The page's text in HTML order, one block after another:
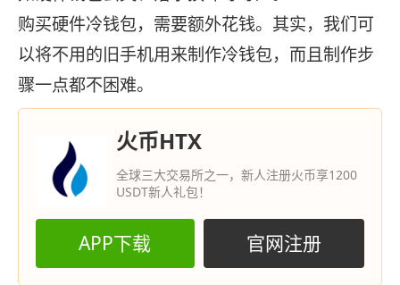
购买硬件冷钱包，需要额外花钱。其实，我们可
以将不用的旧手机用来制作冷钱包，而且制作步
骤一点都不困难。
火币HTX
全球三大交易所之一，新人注册火币享1200
USDT新人礼包！
APP下载 官网注册